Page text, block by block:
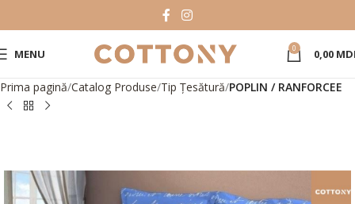
MENU 0 0,00
Prima pagină Catalog Produse Tip Țesătură POPLIN / RANFORCEE